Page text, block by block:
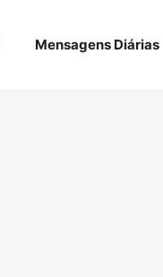
Mensagens Diárias